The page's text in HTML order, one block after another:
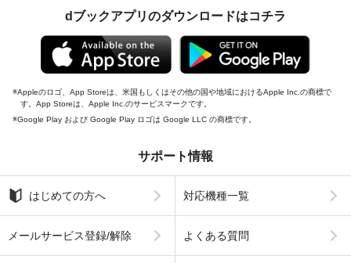
dブックアプリのダウンロードはコチラ
Appleのロゴ、App Storeは、米国もしくはその他の国や地域におけるApple Inc.の商標で
す。App Storeは、Apple Inc.のサービスマークです。
Google Play および Google Play ロゴは Google LLC の商標です。
サポート情報
はじめての方へ 対応機種一覧
メールサービス登録/解除 よくある質問